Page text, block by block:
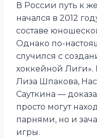
В России путь к
начался в 2012
составе
Однако по-
случился с
хоккейной Лиги».
Лиза Шпакова,
Сауткина —
просто могут
парнями, но и
игры.